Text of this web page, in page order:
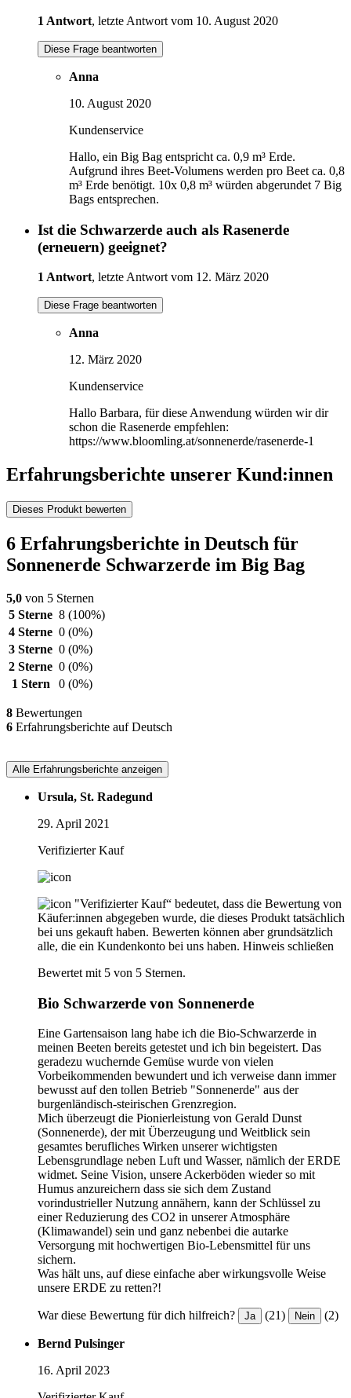
1 Antwort, letzte Antwort vom 10. August 2020
Diese Frage beantworten
Anna
10. August 2020
Kundenservice
Hallo, ein Big Bag entspricht ca. 0,9 m³ Erde.
Aufgrund ihres Beet-Volumens werden pro Beet ca. 0,8
m³ Erde benötigt. 10x 0,8 m³ würden abgerundet 7 Big
Bags entsprechen.
Ist die Schwarzerde auch als Rasenerde
(erneuern) geeignet?
1 Antwort, letzte Antwort vom 12. März 2020
Diese Frage beantworten
Anna
12. März 2020
Kundenservice
Hallo Barbara, für diese Anwendung würden wir dir
schon die Rasenerde empfehlen:
https://www.bloomling.at/sonnenerde/rasenerde-1
Erfahrungsberichte unserer Kund:innen
Dieses Produkt bewerten
6 Erfahrungsberichte in Deutsch für
Sonnenerde Schwarzerde im Big Bag
5,0 von 5 Sternen
5 Sterne 8 (100%)
4 Sterne 0 (0%)
3 Sterne 0 (0%)
2 Sterne 0 (0%)
1 Stern
0 (0%)
8 Bewertungen
6 Erfahrungsberichte auf Deutsch
Alle Erfahrungsberichte anzeigen
Ursula, St. Radegund
29. April 2021
Verifizierter Kauf
"Verifizierter Kauf“ bedeutet, dass die Bewertung von
Käufer:innen abgegeben wurde, die dieses Produkt tatsächlich
bei uns gekauft haben. Bewerten können aber grundsätzlich
alle, die ein Kundenkonto bei uns haben. Hinweis schließen
Bewertet mit 5 von 5 Sternen.
Bio Schwarzerde von Sonnenerde
Eine Gartensaison lang habe ich die Bio-Schwarzerde in
meinen Beeten bereits getestet und ich bin begeistert. Das
geradezu wuchernde Gemüse wurde von vielen
Vorbeikommenden bewundert und ich verweise dann immer
bewusst auf den tollen Betrieb "Sonnenerde" aus der
burgenländisch-steirischen Grenzregion.
Mich überzeugt die Pionierleistung von Gerald Dunst
(Sonnenerde), der mit Überzeugung und Weitblick sein
gesamtes berufliches Wirken unserer wichtigsten
Lebensgrundlage neben Luft und Wasser, nämlich der ERDE
widmet. Seine Vision, unsere Ackerböden wieder so mit
Humus anzureichern dass sie sich dem Zustand
vorindustrieller Nutzung annähern, kann der Schlüssel zu
einer Reduzierung des CO2 in unserer Atmosphäre
(Klimawandel) sein und ganz nebenbei die autarke
Versorgung mit hochwertigen Bio-Lebensmittel für uns
sichern.
Was hält uns, auf diese einfache aber wirkungsvolle Weise
unsere ERDE zu retten?!
War diese Bewertung für dich hilfreich? Ja (21) Nein (2)
Bernd Pulsinger
16. April 2023